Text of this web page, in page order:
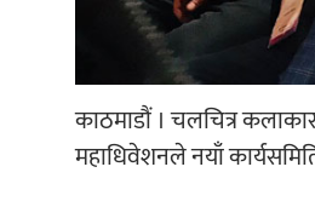
काठमाडौं । चलचित्र
महाधिवेशनले नयाँ